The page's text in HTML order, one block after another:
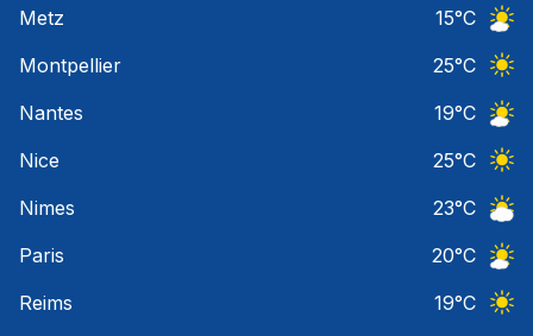
Metz
15°C
Montpellier
25°C
Nantes
19°C
Nice
25°C
Nimes
23°C
Paris
20°C
Reims
19°C